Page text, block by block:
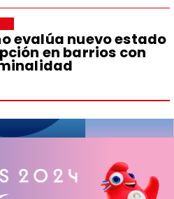
evalúa nuevo estado
en barrios con